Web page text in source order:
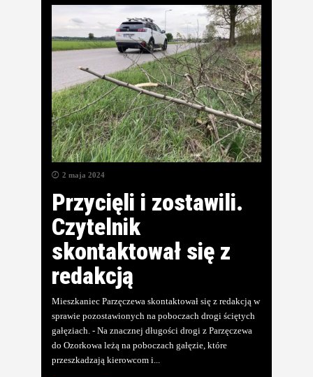
2 maja 2024
Przycięli i zostawili.
Czytelnik
skontaktował się z
redakcją
Mieszkaniec Parzęczewa skontaktował się z redakcją w
sprawie pozostawionych na poboczach drogi ściętych
gałęziach. - Na znacznej długości drogi z Parzęczewa
do Ozorkowa leżą na poboczach gałęzie, które
przeszkadzają kierowcom i